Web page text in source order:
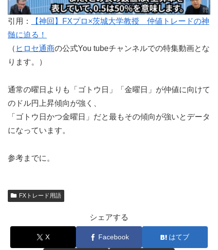
引用：
【神回】FXプロ×茨城大学教授 仲値トレードの神
髄に迫る！
（ ヒロセ通商の公式You tubeチャンネルでの特集動画とな
ります。）
通常の曜日よりも「ゴトウ日」「金曜日」が仲値に向けて
のドル円上昇傾向が強く、
「ゴトウ日かつ金曜日」だと最もその傾向が強いとデータ
になっています。
参考までに。
FXトレード用語
シェアする
X Facebook はてブ